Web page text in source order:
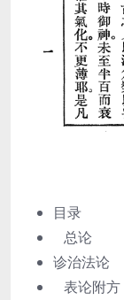
目录
总论
诊治法论
表论附方